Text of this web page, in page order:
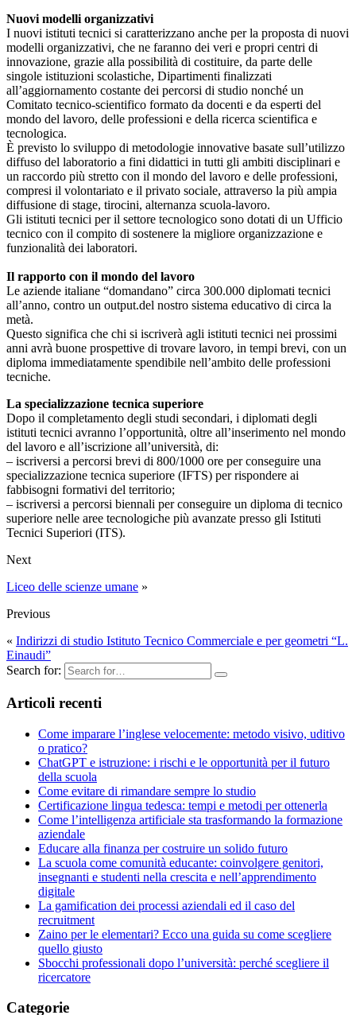
Nuovi modelli organizzativi
I nuovi istituti tecnici si caratterizzano anche per la proposta di nuovi
modelli organizzativi, che ne faranno dei veri e propri centri di
innovazione, grazie alla possibilità di costituire, da parte delle
singole istituzioni scolastiche, Dipartimenti finalizzati
all’aggiornamento costante dei percorsi di studio nonché un
Comitato tecnico-scientifico formato da docenti e da esperti del
mondo del lavoro, delle professioni e della ricerca scientifica e
tecnologica.
È previsto lo sviluppo di metodologie innovative basate sull’utilizzo
diffuso del laboratorio a fini didattici in tutti gli ambiti disciplinari e
un raccordo più stretto con il mondo del lavoro e delle professioni,
compresi il volontariato e il privato sociale, attraverso la più ampia
diffusione di stage, tirocini, alternanza scuola-lavoro.
Gli istituti tecnici per il settore tecnologico sono dotati di un Ufficio
tecnico con il compito di sostenere la migliore organizzazione e
funzionalità dei laboratori.
Il rapporto con il mondo del lavoro
Le aziende italiane “domandano” circa 300.000 diplomati tecnici
all’anno, contro un output.del nostro sistema educativo di circa la
metà.
Questo significa che chi si iscriverà agli istituti tecnici nei prossimi
anni avrà buone prospettive di trovare lavoro, in tempi brevi, con un
diploma immediatamente spendibile nell’ambito delle professioni
tecniche.
La specializzazione tecnica superiore
Dopo il completamento degli studi secondari, i diplomati degli
istituti tecnici avranno l’opportunità, oltre all’inserimento nel mondo
del lavoro e all’iscrizione all’università, di:
– iscriversi a percorsi brevi di 800/1000 ore per conseguire una
specializzazione tecnica superiore (IFTS) per rispondere ai
fabbisogni formativi del territorio;
– iscriversi a percorsi biennali per conseguire un diploma di tecnico
superiore nelle aree tecnologiche più avanzate presso gli Istituti
Tecnici Superiori (ITS).
Next
Liceo delle scienze umane »
Previous
« Indirizzi di studio Istituto Tecnico Commerciale e per geometri “L.
Einaudi”
Search for:
Articoli recenti
Come imparare l’inglese velocemente: metodo visivo, uditivo
o pratico?
ChatGPT e istruzione: ​i rischi e le opportunità per il futuro
della scuola
Come evitare di rimandare sempre lo studio
Certificazione lingua tedesca: tempi e metodi per ottenerla
Come l’intelligenza artificiale sta trasformando la formazione
aziendale
Educare alla finanza per costruire un solido futuro
La scuola come comunità educante: coinvolgere genitori,
insegnanti e studenti nella crescita e nell’apprendimento
digitale
La gamification dei processi aziendali ed il caso del
recruitment
Zaino per le elementari? Ecco una guida su come scegliere
quello giusto
Sbocchi professionali dopo l’università: perché scegliere il
ricercatore
Categorie